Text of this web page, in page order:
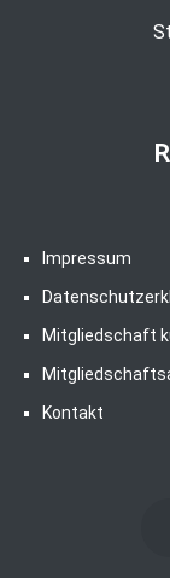
Impressum
Mitgliedschaft
Kontakt